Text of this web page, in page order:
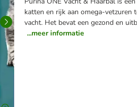
katten en rijk aan omega-vetzuren
vacht. Het bevat een gezond en
...meer informatie